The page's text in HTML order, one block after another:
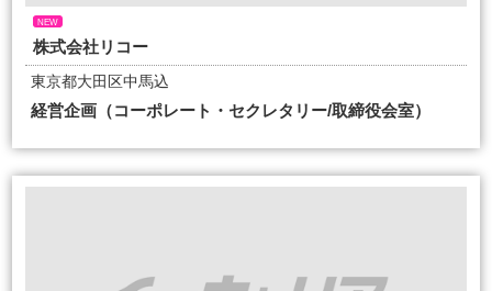
NEW
株式会社リコー
東京都大田区中馬込
経営企画（コーポレート・セクレタリー/取締役会室）